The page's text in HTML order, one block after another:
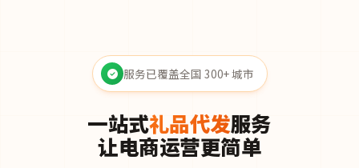
服务已覆盖全国 300+ 城市
一站式礼品代发服务
让电商运营更简单